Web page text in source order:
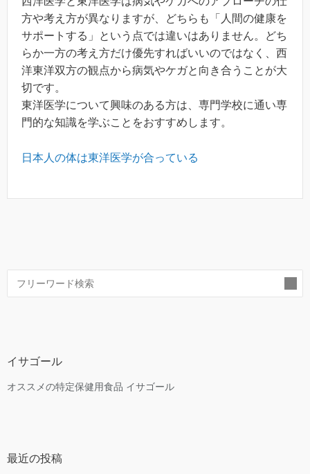
方や考え方が異なりますが、どちらも「人間の健康を
サポートする」という点では違いはありません。どち
らか一方の考え方だけ優先すればいいのではなく、西
洋東洋双方の観点から病気やケガと向き合うことが大
切です。
東洋医学について興味のある方は、専門学校に通い専
門的な知識を学ぶことをおすすめします。
日本人の体は東洋医学が合っている
イサゴール
オススメの特定保健用食品 イサゴール
最近の投稿